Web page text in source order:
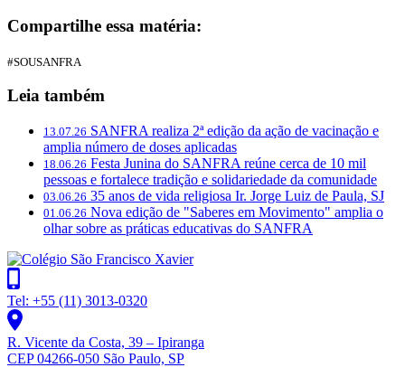
Compartilhe essa matéria:
#SOUSANFRA
Leia também
13.07.26 SANFRA realiza 2ª edição da ação de vacinação e
amplia número de doses aplicadas
18.06.26 Festa Junina do SANFRA reúne cerca de 10 mil
pessoas e fortalece tradição e solidariedade da comunidade
03.06.26 35 anos de vida religiosa Ir. Jorge Luiz de Paula, SJ
01.06.26 Nova edição de "Saberes em Movimento" amplia o
olhar sobre as práticas educativas do SANFRA
Tel: +55 (11) 3013-0320
R. Vicente da Costa, 39 – Ipiranga
CEP 04266-050 São Paulo, SP